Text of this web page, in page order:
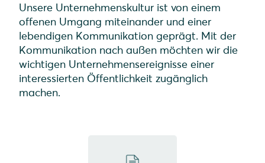
Unsere Unternehmenskultur ist von einem
offenen Umgang miteinander und einer
lebendigen Kommunikation geprägt. Mit der
Kommunikation nach außen möchten wir die
wichtigen Unternehmensereignisse einer
interessierten Öffentlichkeit zugänglich
machen.